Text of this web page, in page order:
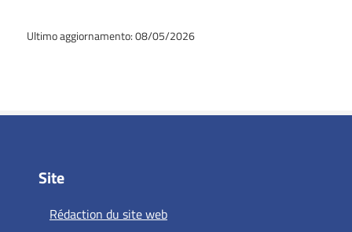
Ultimo aggiornamento: 08/05/2026
Site
Rédaction du site web